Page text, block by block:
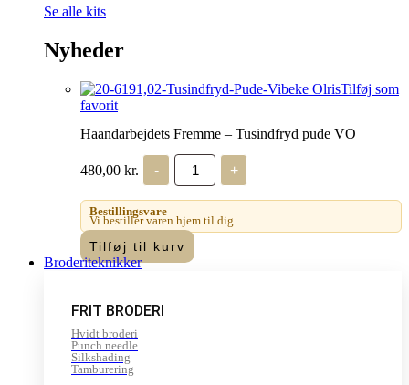
Se alle kits
Nyheder
Tilføj som
favorit
Haandarbejdets Fremme – Tusindfryd pude VO
480,00 kr. -
Haandarbejdets
Fremme
-
Tusindfryd
pude
VO
antal
+
Bestillingsvare
Vi bestiller varen hjem til dig.
Tilføj til kurv
Broderiteknikker
FRIT BRODERI
Hvidt broderi
Punch needle
Silkshading
Tamburering